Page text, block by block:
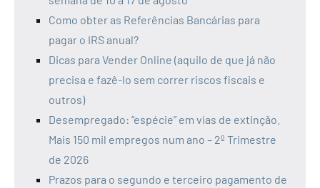
Como obter as Referências Bancárias para
pagar o IRS anual?
Dicas para Vender Online (aquilo de que já não
precisa e fazê-lo sem correr riscos fiscais e
outros)
Desempregado: “espécie” em vias de extinção.
Mais 150 mil empregos num ano – 2º Trimestre
de 2026
Prazos para o segundo e terceiro pagamento de